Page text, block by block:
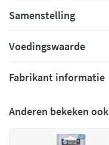
Samenstelling
Voedingswaarde
Fabrikant informatie
Anderen bekeken ook